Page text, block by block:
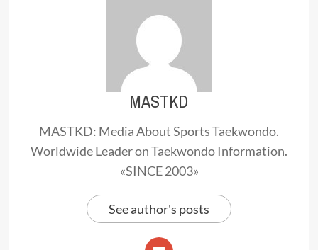
MASTKD
MASTKD: Media About Sports Taekwondo.
Worldwide Leader on Taekwondo Information.
«SINCE 2003»
See author's posts